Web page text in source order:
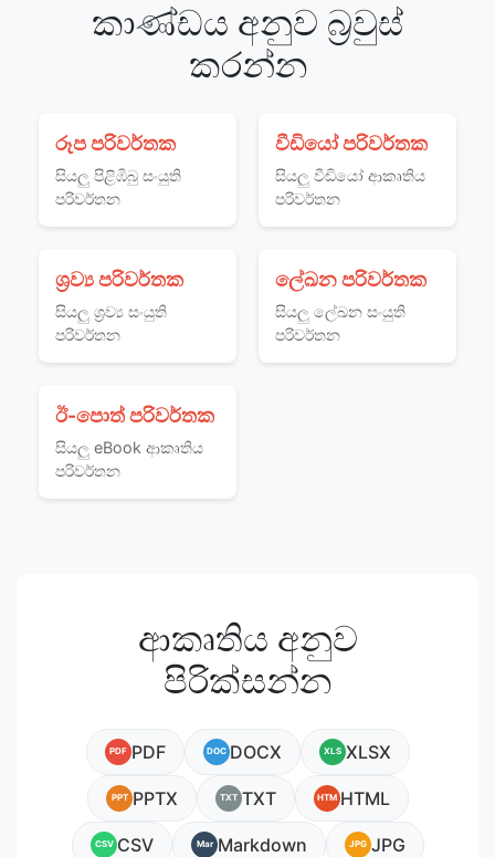
කාණ්ඩය අනුව බ්‍රවුස්
කරන්න
රූප පරිවර්තක
සියලු පිළිඹිබු සංයුති
පරිවර්තන
වීඩියෝ පරිවර්තක
සියලු වීඩියෝ ආකෘතිය
පරිවර්තන
ශ්‍රව්‍ය පරිවර්තක
සියලු ශ්‍රව්‍ය සංයුති
පරිවර්තන
ලේඛන පරිවර්තක
සියලු ලේඛන සංයුති
පරිවර්තන
ඊ-පොත් පරිවර්තක
සියලු eBook ආකෘතිය
පරිවර්තන
ආකෘතිය අනුව
පිරික්සන්න
PDF PDF DOC DOCX XLS XLSX
PPT PPTX TXT TXT HTM HTML
CSV CSV Mar Markdown JPG JPG